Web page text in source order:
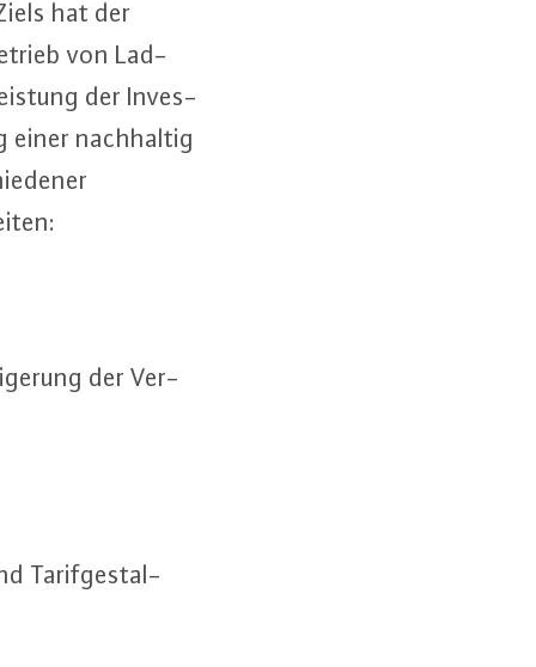
hat der
von Lad­
der In­ves­
einer nach­hal­tig
der Ver­
Ta­rif­ge­stal­